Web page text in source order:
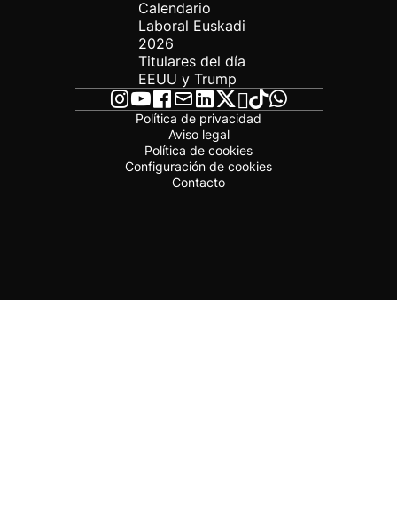
Calendario
Laboral Euskadi
2026
Titulares del día
EEUU y Trump
Política de privacidad
Aviso legal
Política de cookies
Configuración de cookies
Contacto